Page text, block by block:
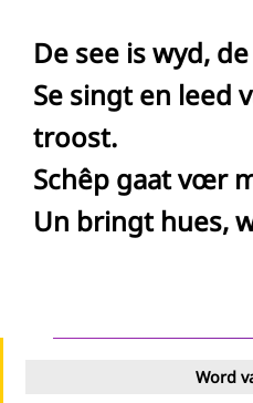
De see is wyd,
Se singt en leed
troost.
Schêp gaat vœr
Un bringt hues,
Word